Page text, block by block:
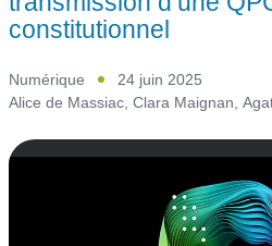
constitutionnel
Numérique
24 juin 2025
Alice de Massiac, Clara Maignan,